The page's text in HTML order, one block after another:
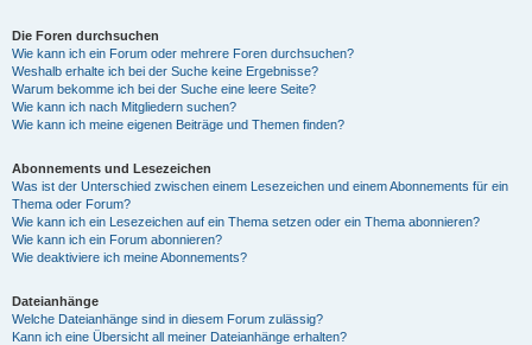
Die Foren durchsuchen
Wie kann ich ein Forum oder mehrere Foren durchsuchen?
Weshalb erhalte ich bei der Suche keine Ergebnisse?
Warum bekomme ich bei der Suche eine leere Seite?
Wie kann ich nach Mitgliedern suchen?
Wie kann ich meine eigenen Beiträge und Themen finden?
Abonnements und Lesezeichen
Was ist der Unterschied zwischen einem Lesezeichen und einem Abonnements für ein
Thema oder Forum?
Wie kann ich ein Lesezeichen auf ein Thema setzen oder ein Thema abonnieren?
Wie kann ich ein Forum abonnieren?
Wie deaktiviere ich meine Abonnements?
Dateianhänge
Welche Dateianhänge sind in diesem Forum zulässig?
Kann ich eine Übersicht all meiner Dateianhänge erhalten?